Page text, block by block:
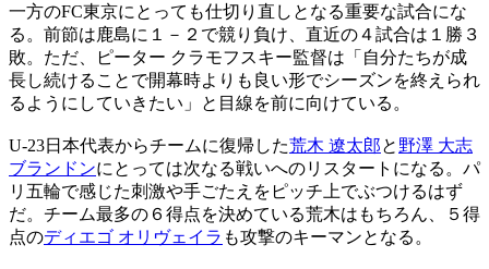
一方のFC東京にとっても仕切り直しとなる重要な試合にな
る。前節は鹿島に１－２で競り負け、直近の４試合は１勝３
敗。ただ、ピーター クラモフスキー監督は「自分たちが成
長し続けることで開幕時よりも良い形でシーズンを終えられ
るようにしていきたい」と目線を前に向けている。
U-23日本代表からチームに復帰した荒木 遼太郎と 野澤 大志
ブランドンにとっては次なる戦いへのリスタートになる。パ
リ五輪で感じた刺激や手ごたえをピッチ上でぶつけるはず
だ。チーム最多の６得点を決めている荒木はもちろん、５得
点のディエゴ オリヴェイラ も攻撃のキーマンとなる。